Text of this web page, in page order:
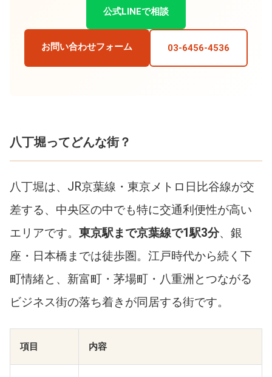
公式LINEで相談
お問い合わせフォーム 03-6456-4536
八丁堀ってどんな街？
八丁堀は、JR京葉線・東京メトロ日比谷線が交
差する、中央区の中でも特に交通利便性が高い
エリアです。 東京駅まで京葉線で1駅3分、銀
座・日本橋までは徒歩圏。江戸時代から続く下
町情緒と、新富町・茅場町・八重洲とつながる
ビジネス街の落ち着きが同居する街です。
項目 内容